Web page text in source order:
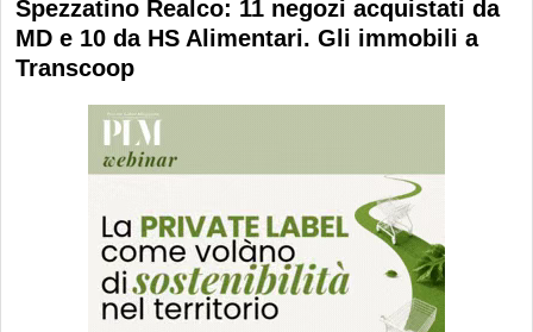
Spezzatino Realco: 11 negozi acquistati da
MD e 10 da HS Alimentari. Gli immobili a
Transcoop